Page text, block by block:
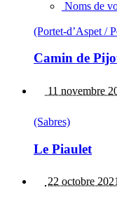
Noms de
(Portet-d’Aspet /
Camin de
11 novembre
(Sabres)
Le Piaulet
22 octobre